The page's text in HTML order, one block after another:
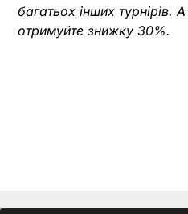
багатьох інших
отримуйте знижку 30%.